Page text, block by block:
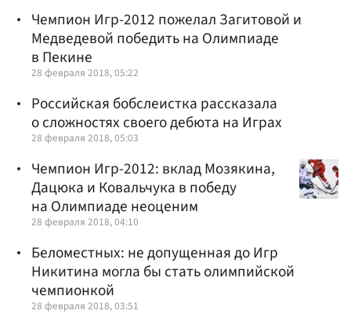
Чемпион Игр-2012 пожелал Загитовой и
Медведевой победить на Олимпиаде
в Пекине
28 февраля 2018, 05:22
Российская бобслеистка рассказала
о сложностях своего дебюта на Играх
28 февраля 2018, 05:03
Чемпион Игр-2012: вклад Мозякина,
Дацюка и Ковальчука в победу
на Олимпиаде неоценим
28 февраля 2018, 04:10
Беломестных: не допущенная до Игр
Никитина могла бы стать олимпийской
чемпионкой
28 февраля 2018, 03:51